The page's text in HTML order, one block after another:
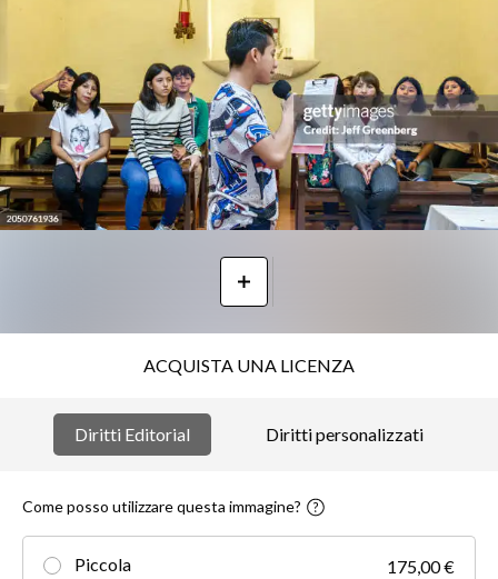
ACQUISTA UNA LICENZA
Diritti Editorial Diritti personalizzati
Come posso utilizzare questa immagine?
Piccola 175,00 €